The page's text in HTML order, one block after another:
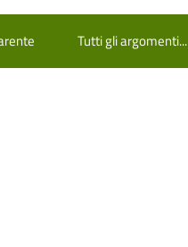
Tutti gli argomenti...